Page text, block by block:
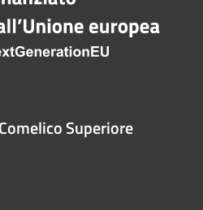
Superiore